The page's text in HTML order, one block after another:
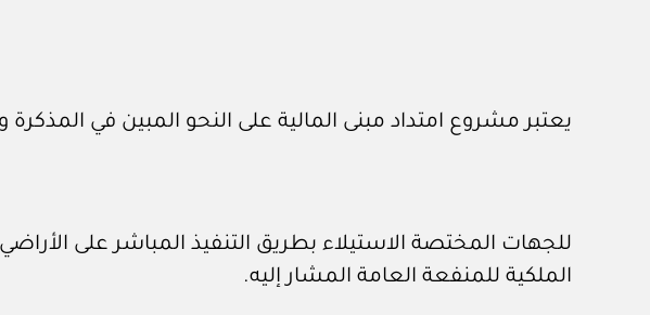
يعتبر مشروع امتداد مبنى المالية على النحو المبين في
للجهات المختصة الاستيلاء بطريق التنفيذ المباشر على
الملكية للمنفعة العامة المشار إليه.